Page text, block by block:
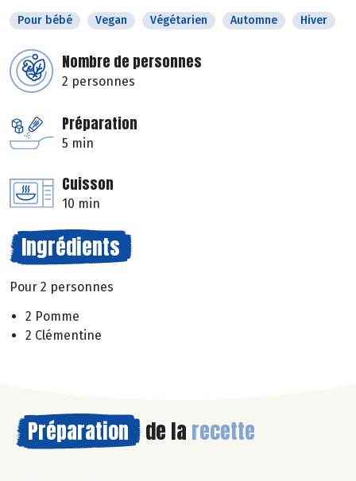
Pour bébé Vegan Végétarien Automne Hiver
Nombre de personnes
2 personnes
Préparation
5 min
Cuisson
10 min
Ingrédients
Pour 2 personnes
2 Pomme
2 Clémentine
Préparation de la recette